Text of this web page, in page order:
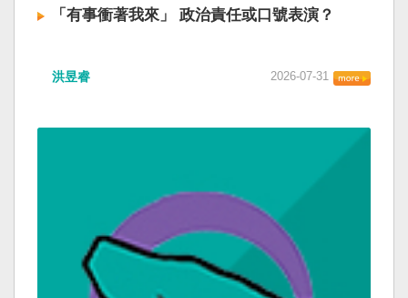
「有事衝著我來」 政治責任或口號表演？
洪昱睿 2026-07-31